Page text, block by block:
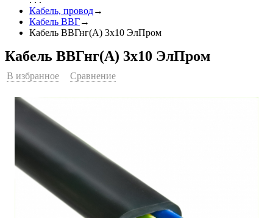
Кабель, провод→
Кабель ВВГ→
Кабель ВВГнг(А) 3х10 ЭлПром
Кабель ВВГнг(А) 3х10 ЭлПром
В избранное Сравнение